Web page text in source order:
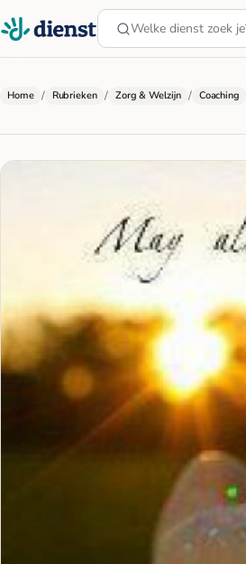
Home / Rubrieken / Zorg & Welzijn / Coaching